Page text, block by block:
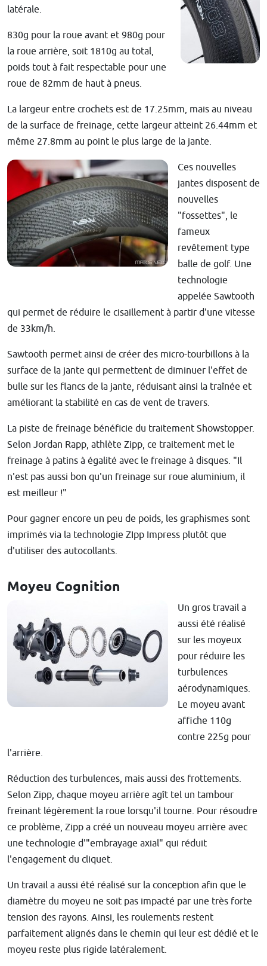
latérale.
830g pour la roue avant et 980g pour
la roue arrière, soit 1810g au total,
poids tout à fait respectable pour une
roue de 82mm de haut à pneus.
La largeur entre crochets est de 17.25mm, mais au niveau
de la surface de freinage, cette largeur atteint 26.44mm et
même 27.8mm au point le plus large de la jante.
Ces nouvelles
jantes disposent de
nouvelles
"fossettes", le
fameux
revêtement type
balle de golf. Une
technologie
appelée Sawtooth
qui permet de réduire le cisaillement à partir d'une vitesse
de 33km/h.
Sawtooth permet ainsi de créer des micro-tourbillons à la
surface de la jante qui permettent de diminuer l'effet de
bulle sur les flancs de la jante, réduisant ainsi la traînée et
améliorant la stabilité en cas de vent de travers.
La piste de freinage bénéficie du traitement Showstopper.
Selon Jordan Rapp, athlète Zipp, ce traitement met le
freinage à patins à égalité avec le freinage à disques. "Il
n'est pas aussi bon qu'un freinage sur roue aluminium, il
est meilleur !"
Pour gagner encore un peu de poids, les graphismes sont
imprimés via la technologie ZIpp Impress plutôt que
d'utiliser des autocollants.
Moyeu Cognition
Un gros travail a
aussi été réalisé
sur les moyeux
pour réduire les
turbulences
aérodynamiques.
Le moyeu avant
affiche 110g
contre 225g pour
l'arrière.
Réduction des turbulences, mais aussi des frottements.
Selon Zipp, chaque moyeu arrière agît tel un tambour
freinant légèrement la roue lorsqu'il tourne. Pour résoudre
ce problème, Zipp a créé un nouveau moyeu arrière avec
une technologie d'"embrayage axial" qui réduit
l'engagement du cliquet.
Un travail a aussi été réalisé sur la conception afin que le
diamètre du moyeu ne soit pas impacté par une très forte
tension des rayons. Ainsi, les roulements restent
parfaitement alignés dans le chemin qui leur est dédié et le
moyeu reste plus rigide latéralement.